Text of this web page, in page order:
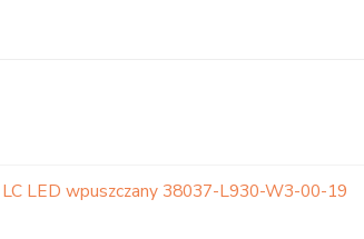
LED wpuszczany 38037-L930-W3-00-19